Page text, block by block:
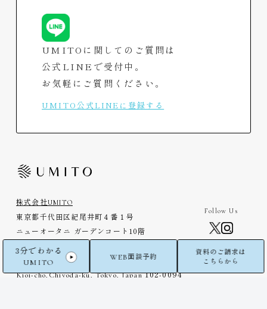
3分でわかる
UMITO
WEB面談予約
資料のご請求は
こちらから
Follow Us
株式会社UMITO
東京都千代田区紀尾井町４番１号
ニューオータニ ガーデンコート10階
UMITO Co., Ltd
New Otani Garden Court10F, 4-1
Kioi-cho,Chiyoda-ku, Tokyo, Japan102-0094
UMITOに関してのご質問は
公式LINEで受付中。
お気軽にご質問ください。
UMITO公式LINEに登録する